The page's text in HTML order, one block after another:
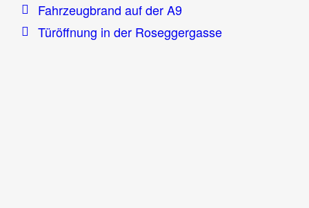
Fahrzeugbrand auf der A9
Türöffnung in der Roseggergasse